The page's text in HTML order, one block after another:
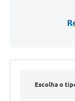
Escolha o